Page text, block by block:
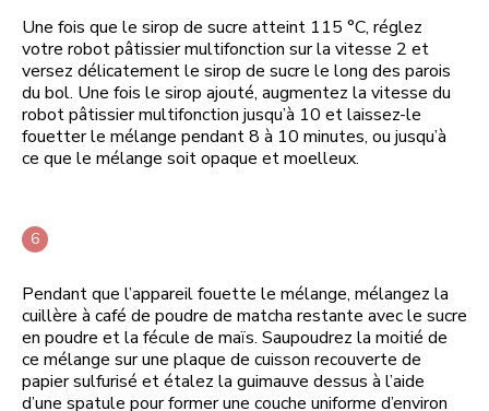
Une fois que le sirop de sucre atteint 115 °C, réglez
votre robot pâtissier multifonction sur la vitesse 2 et
versez délicatement le sirop de sucre le long des parois
du bol. Une fois le sirop ajouté, augmentez la vitesse du
robot pâtissier multifonction jusqu’à 10 et laissez-le
fouetter le mélange pendant 8 à 10 minutes, ou jusqu’à
ce que le mélange soit opaque et moelleux.
Pendant que l’appareil fouette le mélange, mélangez la
cuillère à café de poudre de matcha restante avec le sucre
en poudre et la fécule de maïs. Saupoudrez la moitié de
ce mélange sur une plaque de cuisson recouverte de
papier sulfurisé et étalez la guimauve dessus à l’aide
d’une spatule pour former une couche uniforme d’environ